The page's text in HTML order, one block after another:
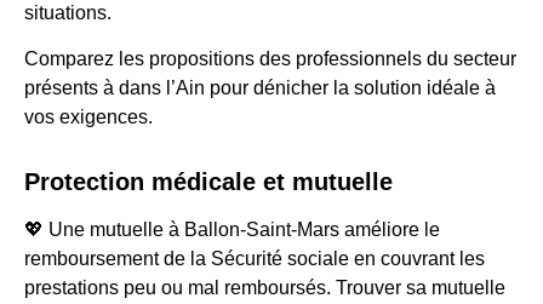
situations.
Comparez les propositions des professionnels du secteur
présents à dans l’Ain pour dénicher la solution idéale à
vos exigences.
Protection médicale et mutuelle
💖 Une mutuelle à Ballon-Saint-Mars améliore le
remboursement de la Sécurité sociale en couvrant les
prestations peu ou mal remboursés. Trouver sa mutuelle